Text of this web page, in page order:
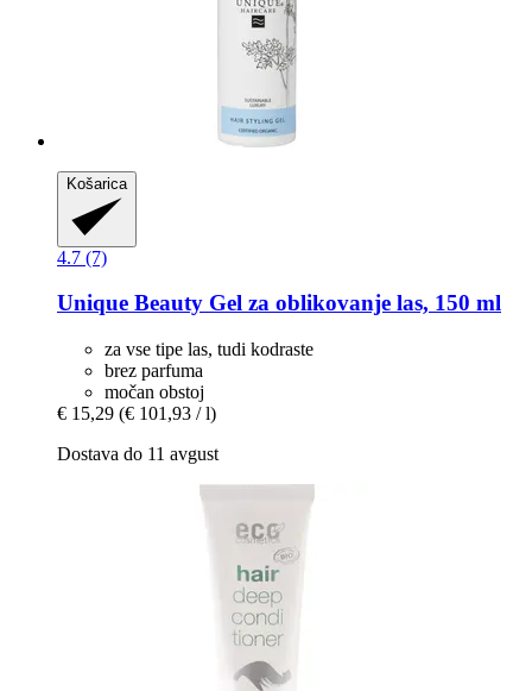
Košarica
4.7 (7)
Unique Beauty Gel za oblikovanje las, 150 ml
za vse tipe las, tudi kodraste
brez parfuma
močan obstoj
€ 15,29 (€ 101,93 / l)
Dostava do 11 avgust